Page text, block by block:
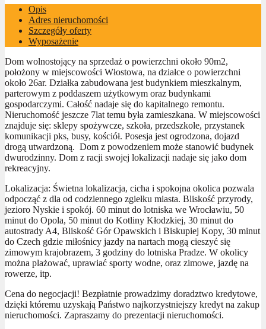
Opis
Adres nieruchomości
Szczegóły oferty
Wyposażenie
Dom wolnostojący na sprzedaż o powierzchni około 90m2,
położony w miejscowości Włostowa, na działce o powierzchni
około 26ar. Działka zabudowana jest budynkiem mieszkalnym,
parterowym z poddaszem użytkowym oraz budynkami
gospodarczymi. Całość nadaje się do kapitalnego remontu.
Nieruchomość jeszcze 7lat temu była zamieszkana. W miejscowości
znajduje się: sklepy spożywcze, szkoła, przedszkole, przystanek
komunikacji pks, busy, kościół. Posesja jest ogrodzona, dojazd
drogą utwardzoną. Dom z powodzeniem może stanowić budynek
dwurodzinny. Dom z racji swojej lokalizacji nadaje się jako dom
rekreacyjny.
Lokalizacja: Świetna lokalizacja, cicha i spokojna okolica pozwala
odpocząć z dla od codziennego zgiełku miasta. Bliskość przyrody,
jezioro Nyskie i spokój. 60 minut do lotniska we Wrocławiu, 50
minut do Opola, 50 minut do Kotliny Kłodzkiej, 30 minut do
autostrady A4, Bliskość Gór Opawskich i Biskupiej Kopy, 30 minut
do Czech gdzie miłośnicy jazdy na nartach mogą cieszyć się
zimowym krajobrazem, 3 godziny do lotniska Pradze. W okolicy
można plażować, uprawiać sporty wodne, oraz zimowe, jazdę na
rowerze, itp.
Cena do negocjacji! Bezpłatnie prowadzimy doradztwo kredytowe,
dzięki któremu uzyskają Państwo najkorzystniejszy kredyt na zakup
nieruchomości. Zapraszamy do prezentacji nieruchomości.